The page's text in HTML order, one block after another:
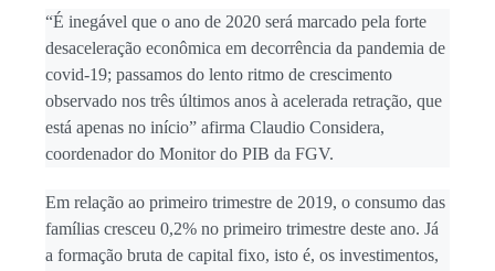
“É inegável que o ano de 2020 será marcado pela forte
desaceleração econômica em decorrência da pandemia de
covid-19; passamos do lento ritmo de crescimento
observado nos três últimos anos à acelerada retração, que
está apenas no início” afirma Claudio Considera,
coordenador do Monitor do PIB da FGV.
Em relação ao primeiro trimestre de 2019, o consumo das
famílias cresceu 0,2% no primeiro trimestre deste ano. Já
a formação bruta de capital fixo, isto é, os investimentos,